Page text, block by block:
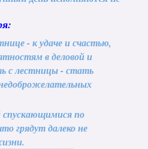
- к удаче и счастью,
в деловой и
с лестницы - стать
спускающимися по
грядут далеко не